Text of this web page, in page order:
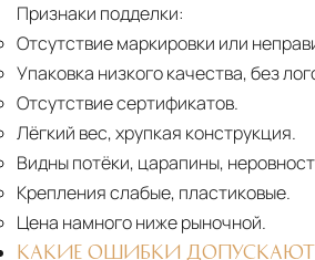
Признаки подделки:
Отсутствие маркировки или
Упаковка низкого качества, без
Отсутствие сертификатов.
Лёгкий вес, хрупкая конструкция.
Видны потёки, царапины,
Крепления слабые, пластиковые.
Цена намного ниже рыночной.
КАКИЕ ОШИБКИ ДОПУСКАЮТ